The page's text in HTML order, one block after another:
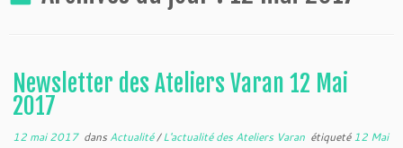
Newsletter des Ateliers Varan 12 Mai
2017
12 mai 2017dans Actualité/L'actualité des Ateliers Varan étiqueté12 Mai